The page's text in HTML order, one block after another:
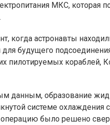
МКС, которая
когда астронавты
для будущего
пилотируемых кораблей,
данным, образование
системе охлаждения
было решено